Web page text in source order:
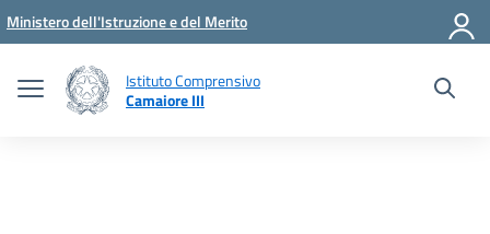
Vai ai contenuti
Vai al menu di navigazione
Vai al footer
Ministero dell'Istruzione e del Merito
Istituto Comprensivo
Camaiore III